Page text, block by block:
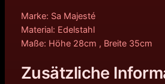
Marke: Sa Majesté
Material: Edelstahl
Maße: Höhe 28cm , Breite 35cm
Zusätzliche